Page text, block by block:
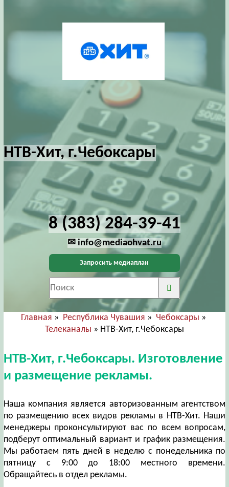
НТВ-Хит, г.Чебоксары
8 (383) 284-39-41
✉ info@mediaohvat.ru
Запросить медиаплан
Главная » Республика Чувашия » Чебоксары »
Телеканалы » НТВ-Хит, г.Чебоксары
НТВ-Хит, г.Чебоксары. Изготовление
и размещение рекламы.
Наша компания является авторизованным агентством
по размещению всех видов рекламы в НТВ-Хит. Наши
менеджеры проконсультируют вас по всем вопросам,
подберут оптимальный вариант и график размещения.
Мы работаем пять дней в неделю с понедельника по
пятницу с 9:00 до 18:00 местного времени.
Обращайтесь в отдел рекламы.